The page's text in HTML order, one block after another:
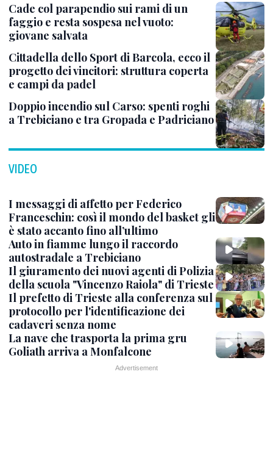
Cade col parapendio sui rami di un
faggio e resta sospesa nel vuoto:
giovane salvata
Cittadella dello Sport di Barcola, ecco il
progetto dei vincitori: struttura coperta
e campi da padel
Doppio incendio sul Carso: spenti roghi
a Trebiciano e tra Gropada e Padriciano
VIDEO
I messaggi di affetto per Federico
Franceschin: così il mondo del basket gli
è stato accanto fino all’ultimo
Auto in fiamme lungo il raccordo
autostradale a Trebiciano
Il giuramento dei nuovi agenti di Polizia
della scuola "Vincenzo Raiola" di Trieste
Il prefetto di Trieste alla conferenza sul
protocollo per l'identificazione dei
cadaveri senza nome
La nave che trasporta la prima gru
Goliath arriva a Monfalcone